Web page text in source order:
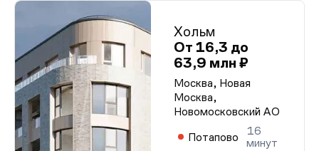
Хольм
От 16,3 до
63,9 млн ₽
Москва, Новая
Москва,
Новомосковский АО
Потапово
16
минут